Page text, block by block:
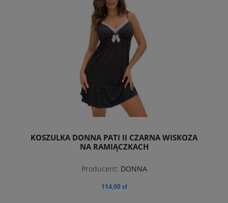
KOSZULKA DONNA PATI II CZARNA WISKOZA
NA RAMIĄCZKACH
Producent: DONNA
114,00 zł